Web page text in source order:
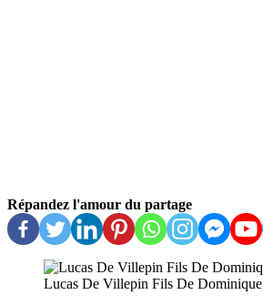
Répandez l'amour du partage
Lucas De Villepin Fils De Dominique